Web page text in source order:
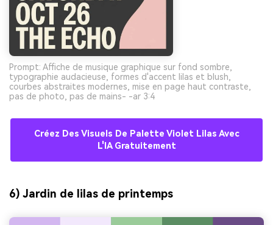
Prompt: Affiche de musique graphique sur fond sombre,
typographie audacieuse, formes d'accent lilas et blush,
courbes abstraites modernes, mise en page haut contraste,
pas de photo, pas de mains- -ar 3:4
Créez Des Visuels De Palette Violet Lilas Avec
L'IA Gratuitement
6) Jardin de lilas de printemps